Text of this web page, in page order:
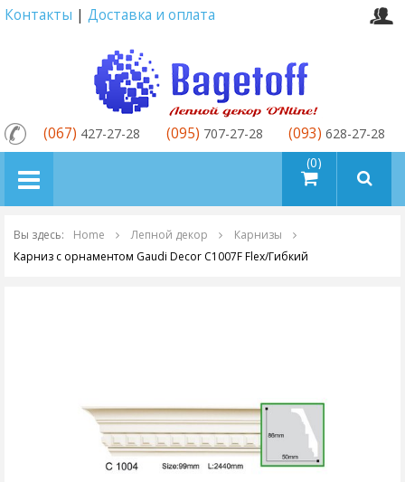
Контакты | Доставка и оплата
товаров (0)
(067) 427-27-28 (095) 707-27-28 (093) 628-27-28
Вы здесь: Home Лепной декор
Карнизы
Карниз с орнаментом Gaudi Decor C1007F Flex/Гибкий